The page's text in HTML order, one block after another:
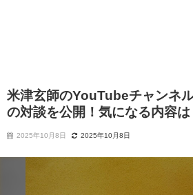
米津玄師のYouTubeチャンネ
の対談を公開！気になる内容は
2025年10月8日 2025年10月8日